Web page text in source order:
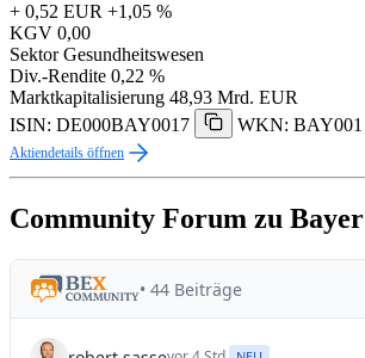
+ 0,52 EUR +1,05 %
KGV 0,00
Sektor Gesundheitswesen
Div.-Rendite 0,22 %
Marktkapitalisierung 48,93 Mrd. EUR
ISIN: DE000BAY0017
WKN: BAY001
Aktiendetails öffnen
Community Forum zu Bayer